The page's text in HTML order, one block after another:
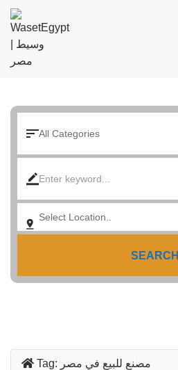
SEARCH
Tag: مصنع للبيع في مصر